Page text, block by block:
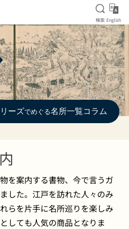
検索を
検索 English
ーズでめぐる名所一覧コラム
を案内する書物、今で言うガ
した。江戸を訪れた人々のみ
らを片手に名所巡りを楽しみ
しても人気の商品となりま